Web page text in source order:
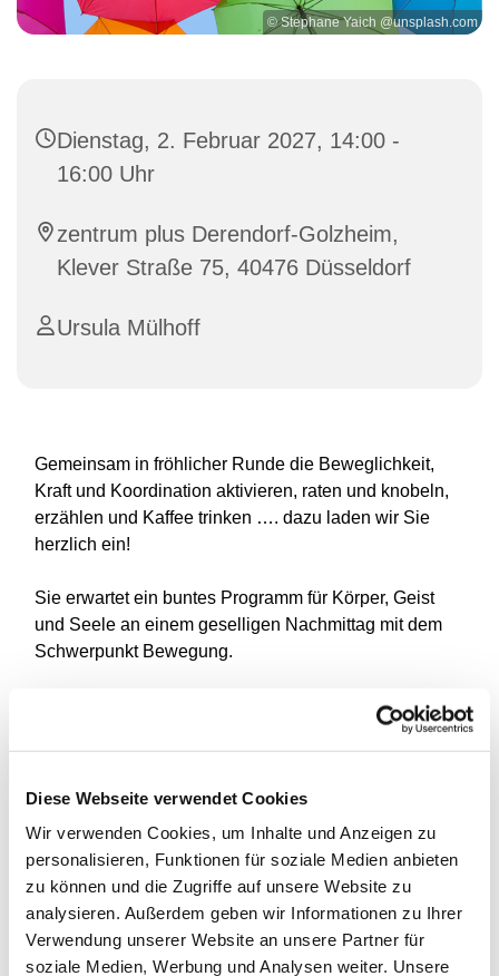
Diese Webseite verwendet Cookies
Wir verwenden Cookies, um Inhalte und Anzeigen zu
personalisieren, Funktionen für soziale Medien anbieten
zu können und die Zugriffe auf unsere Website zu
analysieren. Außerdem geben wir Informationen zu Ihrer
Verwendung unserer Website an unsere Partner für
soziale Medien, Werbung und Analysen weiter. Unsere
© Stephane Yaich @unsplash.com
Dienstag, 2. Februar 2027, 14:00 -
16:00 Uhr
zentrum plus Derendorf-Golzheim,
Klever Straße 75, 40476 Düsseldorf
Ursula Mülhoff
Gemeinsam in fröhlicher Runde die Beweglichkeit,
Kraft und Koordination aktivieren, raten und knobeln,
erzählen und Kaffee trinken …. dazu laden wir Sie
herzlich ein!
Sie erwartet ein buntes Programm für Körper, Geist
und Seele an einem geselligen Nachmittag mit dem
Schwerpunkt Bewegung.
Da die Platzzahl begrenzt ist, bitten wir um eine
unter der Rufnummer
0211 - 87 52 82 59